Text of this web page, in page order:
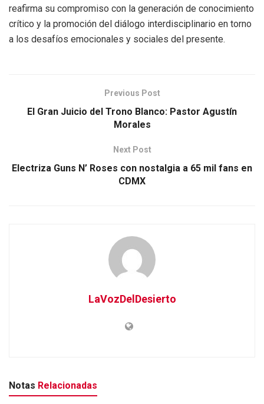
reafirma su compromiso con la generación de conocimiento
crítico y la promoción del diálogo interdisciplinario en torno
a los desafíos emocionales y sociales del presente.
Previous Post
El Gran Juicio del Trono Blanco: Pastor Agustín
Morales
Next Post
Electriza Guns N’ Roses con nostalgia a 65 mil fans en
CDMX
LaVozDelDesierto
Notas Relacionadas